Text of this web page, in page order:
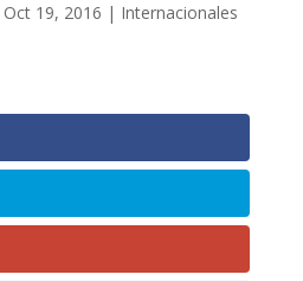
Oct 19, 2016 | Internacionales